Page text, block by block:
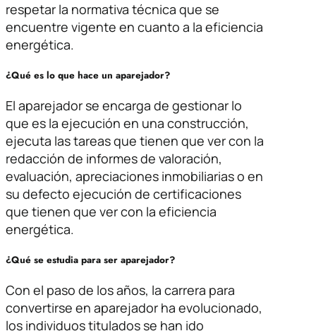
respetar la normativa técnica que se
encuentre vigente en cuanto a la eficiencia
energética.
¿Qué es lo que hace un aparejador?
El aparejador se encarga de gestionar lo
que es la ejecución en una construcción,
ejecuta las tareas que tienen que ver con la
redacción de informes de valoración,
evaluación, apreciaciones inmobiliarias o en
su defecto ejecución de certificaciones
que tienen que ver con la eficiencia
energética.
¿Qué se estudia para ser aparejador?
Con el paso de los años, la carrera para
convertirse en aparejador ha evolucionado,
los individuos titulados se han ido